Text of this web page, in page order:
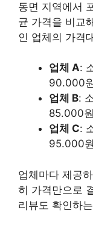
동면 지역에서
균 가격을 비교
인 업체의 가격
업체 A:
90.000
업체 B:
85.000원
업체 C:
95.000원
업체마다 제공
히 가격만으로
리뷰도 확인하